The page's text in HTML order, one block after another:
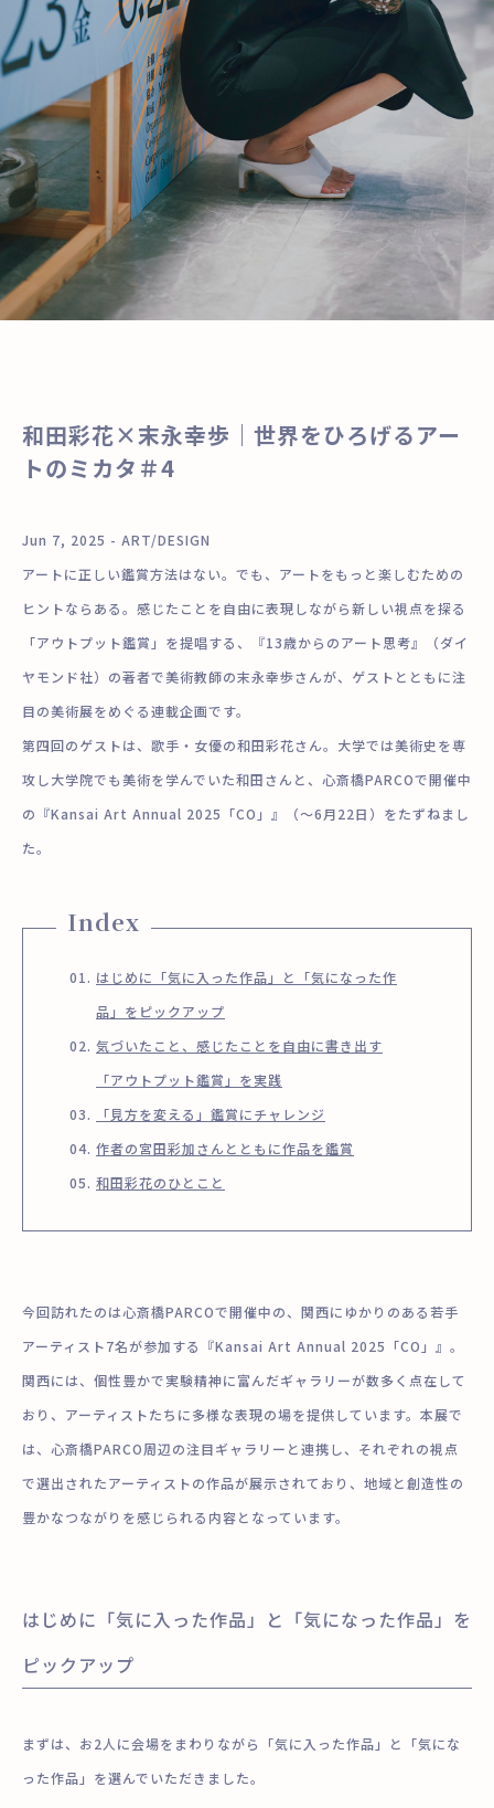
和田彩花×末永幸歩｜世界をひろげるアー
トのミカタ＃4
Jun 7, 2025 - ART/DESIGN
アートに正しい鑑賞方法はない。でも、アートをもっと楽しむための
ヒントならある。感じたことを自由に表現しながら新しい視点を探る
「アウトプット鑑賞」を提唱する、『13歳からのアート思考』（ダイ
ヤモンド社）の著者で美術教師の末永幸歩さんが、ゲストとともに注
目の美術展をめぐる連載企画です。
第四回のゲストは、歌手・女優の和田彩花さん。大学では美術史を専
攻し大学院でも美術を学んでいた和田さんと、心斎橋PARCOで開催中
の『Kansai Art Annual 2025「CO」』（〜6月22日）をたずねまし
た。
Index
はじめに「気に入った作品」と「気になった作
品」をピックアップ
気づいたこと、感じたことを自由に書き出す
「アウトプット鑑賞」を実践
「見方を変える」鑑賞にチャレンジ
作者の宮田彩加さんとともに作品を鑑賞
和田彩花のひとこと
今回訪れたのは心斎橋PARCOで開催中の、関西にゆかりのある若手
アーティスト7名が参加する『Kansai Art Annual 2025「CO」』。
関西には、個性豊かで実験精神に富んだギャラリーが数多く点在して
おり、アーティストたちに多様な表現の場を提供しています。本展で
は、心斎橋PARCO周辺の注目ギャラリーと連携し、それぞれの視点
で選出されたアーティストの作品が展示されており、地域と創造性の
豊かなつながりを感じられる内容となっています。
はじめに「気に入った作品」と「気になった作品」を
ピックアップ
まずは、お2人に会場をまわりながら「気に入った作品」と「気にな
った作品」を選んでいただきました。